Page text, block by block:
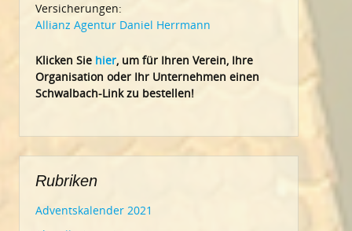
Versicherungen:
Allianz Agentur Daniel Herrmann
Klicken Sie hier, um für Ihren Verein, Ihre
Organisation oder Ihr Unternehmen einen
Schwalbach-Link zu bestellen!
Rubriken
Adventskalender 2021